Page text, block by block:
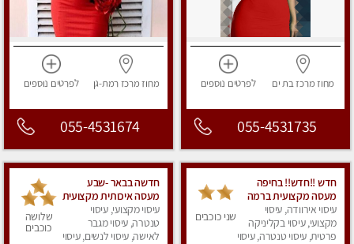
מחוז מרכז בת ים לפרטים נוספים
055-4531735
מחוז מרכז רמת-גן לפרטים נוספים
055-4531674
חדש !!חדש!! בחיפה
מעסה מקצועית ברמה
גבוה
עיסוי אירוודה, עיסוי
מקצועי, עיסוי בקליניקה
פרטית, עיסוי טנטרה, עיסוי
שני כוכבים
חדשה בבאר -שבע
מעסה איכותית מקצועית
ומפנקת
עיסוי מקצועי, עיסוי
טנטרה, עיסוי מגבר
לאישה, עיסוי לנשים, עיסוי
שלושה
כוכבים